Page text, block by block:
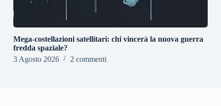
Mega-costellazioni satellitari: chi vincerà la nuova guerra
fredda spaziale?
3 Agosto 2026
2 commenti